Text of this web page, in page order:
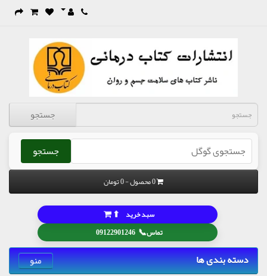
جستجو
جستجو
0 محصول - 0 تومان
تماس📞
09122901246
سبد خرید ⬆
دسته بندی ها منو